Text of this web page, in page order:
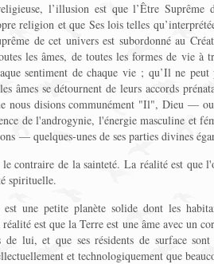
l’illusion est que l’Être Suprême
religion et que Ses lois telles
de cet univers est subordonné au
les âmes, de toutes les formes de vie à
sentiment de chaque vie ; qu’Il ne
âmes se détournent de leurs accords
nous disions communément "Il", Dieu —
de l'androgynie, l'énergie masculine et
— quelques-unes de ses parties divines
contraire de la sainteté. La réalité est que
spirituelle.
une petite planète solide dont les
est que la Terre est une âme avec un
de lui, et que ses résidents de surface
et technologiquement que